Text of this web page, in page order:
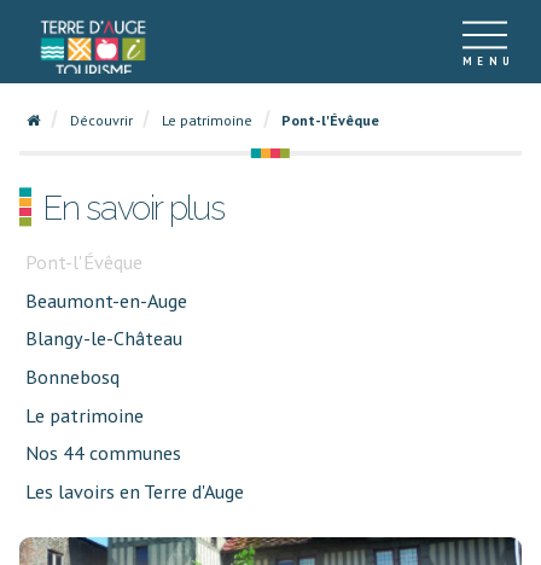
Découvrir Le patrimoine Pont-l'Évêque
En savoir plus
Pont-l'Évêque
Beaumont-en-Auge
Blangy-le-Château
Bonnebosq
Le patrimoine
Nos 44 communes
Les lavoirs en Terre d'Auge